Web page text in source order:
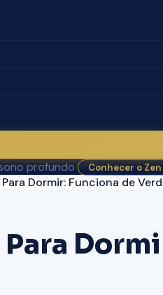
profundo
Conhecer o
Dormir: Funciona de